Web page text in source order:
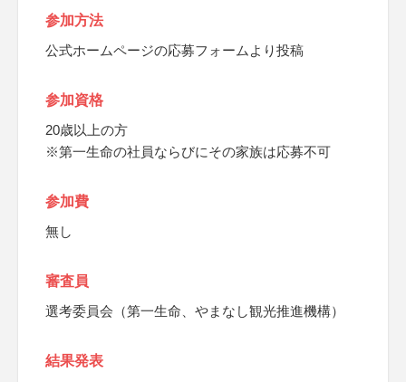
参加方法
公式ホームページの応募フォームより投稿
参加資格
20歳以上の方
※第一生命の社員ならびにその家族は応募不可
参加費
無し
審査員
選考委員会（第一生命、やまなし観光推進機構）
結果発表